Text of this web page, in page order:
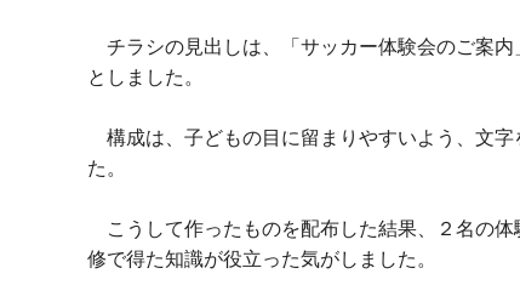
チラシの見出しは、「サッカー体験会のご案
としました。
構成は、子どもの目に留まりやすいよう、文
た。
こうして作ったものを配布した結果、２名の
修で得た知識が役立った気がしました。